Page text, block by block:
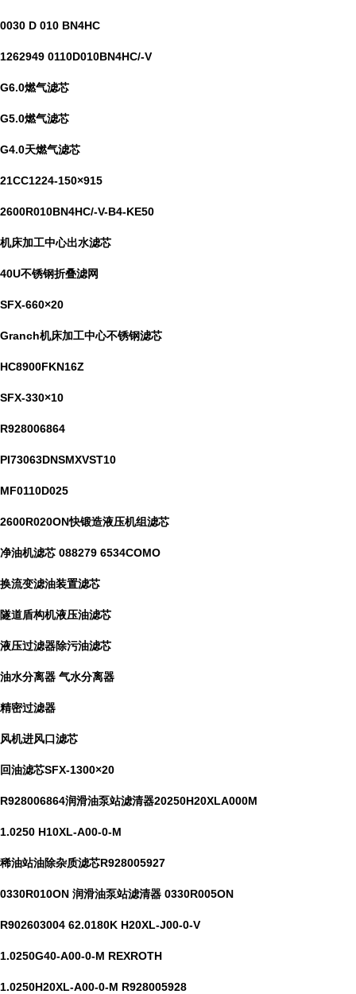
0030 D 010 BN4HC
1262949 0110D010BN4HC/-V
G6.0燃气滤芯
G5.0燃气滤芯
G4.0天燃气滤芯
21CC1224-150×915
2600R010BN4HC/-V-B4-KE50
机床加工中心出水滤芯
40U不锈钢折叠滤网
SFX-660×20
Granch机床加工中心不锈钢滤芯
HC8900FKN16Z
SFX-330×10
R928006864
PI73063DNSMXVST10
MF0110D025
2600R020ON快锻造液压机组滤芯
净油机滤芯 088279 6534COMO
换流变滤油装置滤芯
隧道盾构机液压油滤芯
液压过滤器除污油滤芯
油水分离器 气水分离器
精密过滤器
风机进风口滤芯
回油滤芯SFX-1300×20
R928006864润滑油泵站滤清器20250H20XLA000M
1.0250 H10XL-A00-0-M
稀油站油除杂质滤芯R928005927
0330R010ON 润滑油泵站滤清器 0330R005ON
R902603004 62.0180K H20XL-J00-0-V
1.0250G40-A00-0-M REXROTH
1.0250H20XL-A00-0-M R928005928